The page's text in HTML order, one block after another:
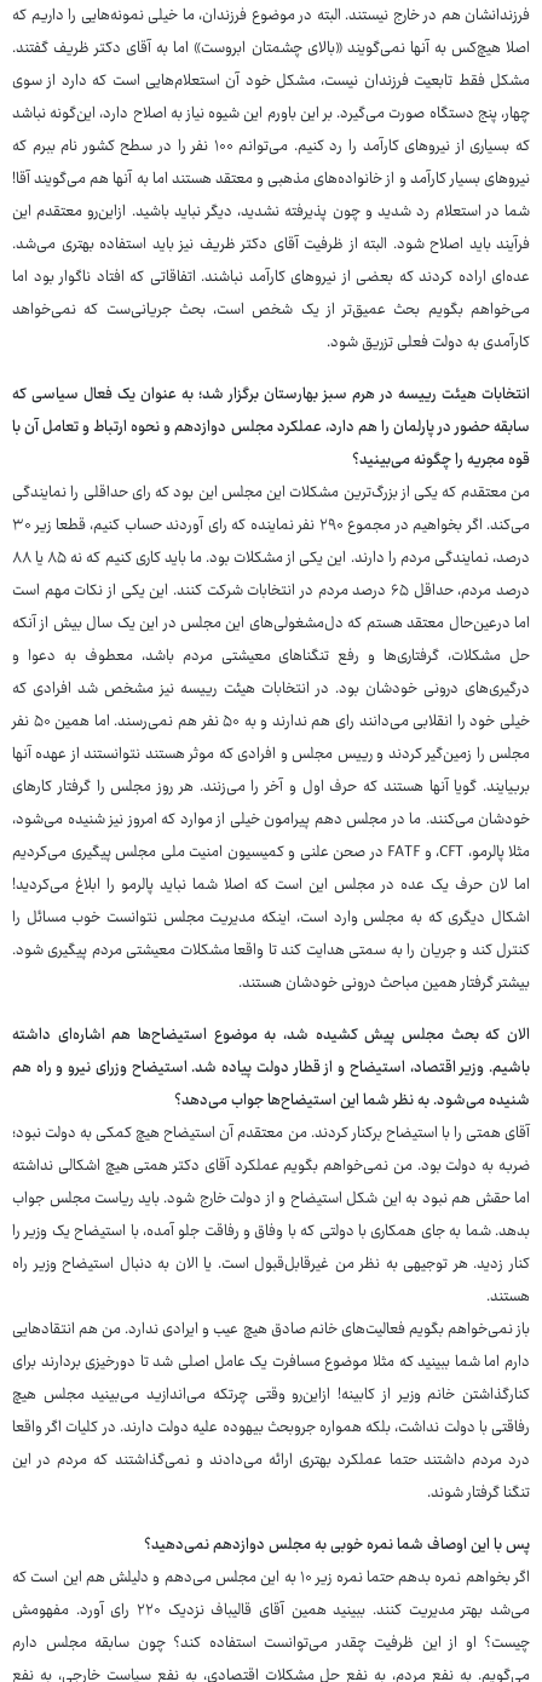
فرزندانشان هم در خارج نیستند. البته در موضوع فرزندان، ما خیلی نمونه‌هایی را داریم که
اصلا هیچ‌کس به آنها نمی‌گویند «بالای چشمتان ابروست» اما به آقای دکتر ظریف گفتند.
مشکل فقط تابعیت فرزندان نیست، مشکل خود آن استعلام‌هایی است که دارد از سوی
چهار، پنج دستگاه صورت می‌گیرد. بر این باورم این شیوه نیاز به اصلاح دارد، این‌گونه نباشد
که بسیاری از نیروهای کارآمد را رد کنیم. می‌توانم ۱۰۰ نفر را در سطح کشور نام ببرم که
نیروهای بسیار کارآمد و از خانواده‌های مذهبی و معتقد هستند اما به آنها هم می‌گویند آقا!
شما در استعلام رد شدید و چون پذیرفته نشدید، دیگر نباید باشید. ازاین‌رو معتقدم این
فرآیند باید اصلاح شود. البته از ظرفیت آقای دکتر ظریف نیز باید استفاده بهتری می‌شد.
عده‌ای اراده کردند که بعضی از نیروهای کارآمد نباشند. اتفاقاتی که افتاد ناگوار بود اما
می‌خواهم بگویم بحث عمیق‌تر از یک شخص است، بحث جریانی‌ست که نمی‌خواهد
کارآمدی به دولت فعلی تزریق شود.
انتخابات هیئت رییسه در هرم سبز بهارستان برگزار شد؛ به عنوان یک فعال سیاسی که
سابقه حضور در پارلمان را هم دارد، عملکرد مجلس دوازدهم و نحوه ارتباط و تعامل آن با
قوه مجریه را چگونه می‌بینید؟
من معتقدم که یکی از بزرگ‌ترین مشکلات این مجلس این بود که رای حداقلی را نمایندگی
می‌کند. اگر بخواهیم در مجموع ۲۹۰ نفر نماینده که رای آوردند حساب کنیم، قطعا زیر ۳۰
درصد، نمایندگی مردم را دارند. این یکی از مشکلات بود. ما باید کاری کنیم که نه ۸۵ یا ۸۸
درصد مردم، حداقل ۶۵ درصد مردم در انتخابات شرکت کنند. این یکی از نکات مهم است
اما درعین‌حال معتقد هستم که دل‌مشغولی‌های این مجلس در این یک سال بیش از آنکه
حل مشکلات، گرفتاری‌ها و رفع تنگناهای معیشتی مردم باشد، معطوف به دعوا و
درگیری‌های درونی خودشان بود. در انتخابات هیئت رییسه نیز مشخص شد افرادی که
خیلی خود را انقلابی می‌دانند رای هم ندارند و به ۵۰ نفر هم نمی‌رسند. اما همین ۵۰ نفر
مجلس را زمین‌گیر کردند و رییس مجلس و افرادی که موثر هستند نتوانستند از عهده آنها
بربیایند. گویا آنها هستند که حرف اول و آخر را می‌زنند. هر روز مجلس را گرفتار کارهای
خودشان می‌کنند. ما در مجلس دهم پیرامون خیلی از موارد که امروز نیز شنیده می‌شود،
مثلا پالرمو، CFT، و FATF در صحن علنی و کمیسیون امنیت ملی مجلس پیگیری می‌کردیم
اما لان حرف یک عده در مجلس این است که اصلا شما نباید پالرمو را ابلاغ می‌کردید!
اشکال دیگری که به مجلس وارد است، اینکه مدیریت مجلس نتوانست خوب مسائل را
کنترل کند و جریان را به سمتی هدایت کند تا واقعا مشکلات معیشتی مردم پیگیری شود.
بیشتر گرفتار همین مباحث درونی خودشان هستند.
الان که بحث مجلس پیش کشیده شد، به موضوع استیضاح‌ها هم اشاره‌ای داشته
باشیم. وزیر اقتصاد، استیضاح و از قطار دولت پیاده شد. استیضاح وزرای نیرو و راه هم
شنیده می‌شود. به نظر شما این استیضاح‌ها جواب می‌دهد؟
آقای همتی را با استیضاح برکنار کردند. من معتقدم آن استیضاح هیچ کمکی به دولت نبود؛
ضربه به دولت بود. من نمی‌خواهم بگویم عملکرد آقای دکتر همتی هیچ اشکالی نداشته
اما حقش هم نبود به این شکل استیضاح و از دولت خارج شود. باید ریاست مجلس جواب
بدهد. شما به جای همکاری با دولتی که با وفاق و رفاقت جلو آمده، با استیضاح یک وزیر را
کنار زدید. هر توجیهی به نظر من غیرقابل‌قبول است. یا الان به دنبال استیضاح وزیر راه
هستند.
باز نمی‌خواهم بگویم فعالیت‌های خانم صادق هیچ عیب و ایرادی ندارد. من هم انتقادهایی
دارم اما شما ببینید که مثلا موضوع مسافرت یک عامل اصلی شد تا دورخیزی بردارند برای
کنارگذاشتن خانم وزیر از کابینه! ازاین‌رو وقتی چرتکه می‌اندازید می‌بینید مجلس هیچ
رفاقتی با دولت نداشت، بلکه همواره جروبحث بیهوده علیه دولت دارند. در کلیات اگر واقعا
درد مردم داشتند حتما عملکرد بهتری ارائه می‌دادند و نمی‌گذاشتند که مردم در این
تنگنا گرفتار شوند.
پس با این اوصاف شما نمره خوبی به مجلس دوازدهم نمی‌دهید؟
اگر بخواهم نمره بدهم حتما نمره زیر ۱۰ به این مجلس می‌دهم و دلیلش هم این است که
می‌شد بهتر مدیریت کنند. ببینید همین آقای قالیباف نزدیک ۲۲۰ رای آورد. مفهومش
چیست؟ او از این ظرفیت چقدر می‌توانست استفاده کند؟ چون سابقه مجلس دارم